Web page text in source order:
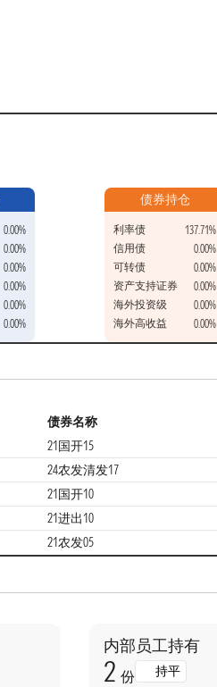
0.00%
0.00%
0.00%
0.00%
0.00%
0.00%
债券持仓
利率债
137.71%
信用债
0.00%
可转债
0.00%
资产支持证券
0.00%
海外投资级
0.00%
海外高收益
0.00%
债券名称
21国开15
24农发清发17
21国开10
21进出10
21农发05
内部员工持有
2 份 持平